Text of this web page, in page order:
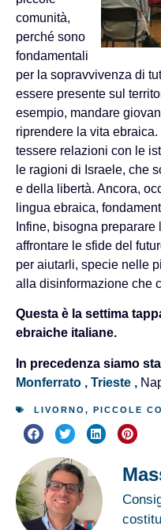
comunità,
perché sono
fondamentali
per la sopravvivenza di
essere presente sul
esempio, mandare
riprendere la vita
tessere relazioni con le
le ragioni di Israele, che
e della libertà. Ancora,
lingua ebraica,
Infine, bisogna
affrontare le sfide del
per aiutarli, specie nelle
alla disinformazione che
Questa è la settima
ebraiche italiane.
In precedenza siamo
Monferrato , Trieste ,
LIVORNO , PICCOLE